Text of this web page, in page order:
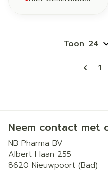
U
1
Toon
Neem contact met
NB Pharma BV
Albert I laan 255
8620 Nieuwpoort (Bad)